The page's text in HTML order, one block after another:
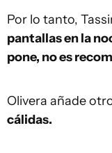
Por lo tanto,
pantallas en la
pone, no es
Olivera añade
cálidas.